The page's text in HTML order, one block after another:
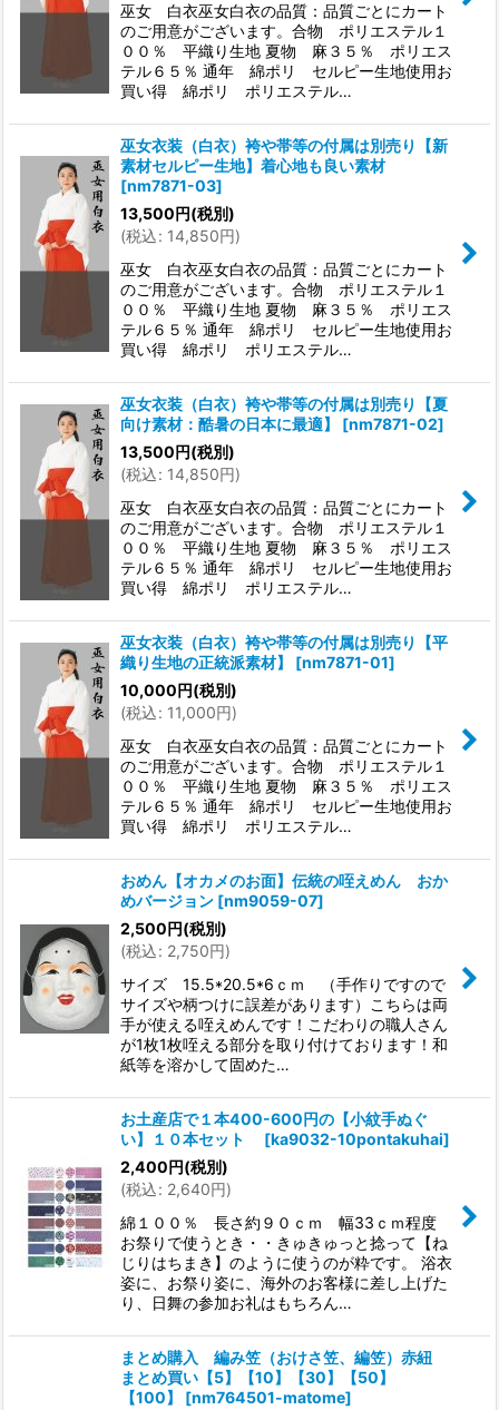
巫女 白衣巫女白衣の品質：品質ごとにカート
のご用意がございます。合物 ポリエステル１
００％ 平織り生地 夏物 麻３５％ ポリエス
テル６５％ 通年 綿ポリ セルピー生地使用お
買い得 綿ポリ ポリエステル…
巫女衣装（白衣）袴や帯等の付属は別売り【新
素材セルピー生地】着心地も良い素材
[nm7871-03]
13,500円(税別)
(税込: 14,850円)
巫女 白衣巫女白衣の品質：品質ごとにカート
のご用意がございます。合物 ポリエステル１
００％ 平織り生地 夏物 麻３５％ ポリエス
テル６５％ 通年 綿ポリ セルピー生地使用お
買い得 綿ポリ ポリエステル…
巫女衣装（白衣）袴や帯等の付属は別売り【夏
向け素材：酷暑の日本に最適】
[nm7871-02]
13,500円(税別)
(税込: 14,850円)
巫女 白衣巫女白衣の品質：品質ごとにカート
のご用意がございます。合物 ポリエステル１
００％ 平織り生地 夏物 麻３５％ ポリエス
テル６５％ 通年 綿ポリ セルピー生地使用お
買い得 綿ポリ ポリエステル…
巫女衣装（白衣）袴や帯等の付属は別売り【平
織り生地の正統派素材】
[nm7871-01]
10,000円(税別)
(税込: 11,000円)
巫女 白衣巫女白衣の品質：品質ごとにカート
のご用意がございます。合物 ポリエステル１
００％ 平織り生地 夏物 麻３５％ ポリエス
テル６５％ 通年 綿ポリ セルピー生地使用お
買い得 綿ポリ ポリエステル…
おめん【オカメのお面】伝統の咥えめん おか
めバージョン [nm9059-07]
2,500円(税別)
(税込: 2,750円)
サイズ 15.5*20.5*6ｃｍ （手作りですので
サイズや柄つけに誤差があります）こちらは両
手が使える咥えめんです！こだわりの職人さん
が1枚1枚咥える部分を取り付けております！和
紙等を溶かして固めた…
お土産店で１本400-600円の【小紋手ぬぐ
い】１０本セット
[ka9032-10pontakuhai]
2,400円(税別)
(税込: 2,640円)
綿１００％ 長さ約９０ｃｍ 幅33ｃｍ程度
お祭りで使うとき・・きゅきゅっと捻って【ね
じりはちまき】のように使うのが粋です。 浴衣
姿に、お祭り姿に、海外のお客様に差し上げた
り、日舞の参加お礼はもちろん…
まとめ購入 編み笠（おけさ笠、編笠）赤紐
まとめ買い【5】【10】【30】【50】
【100】
[nm764501-matome]